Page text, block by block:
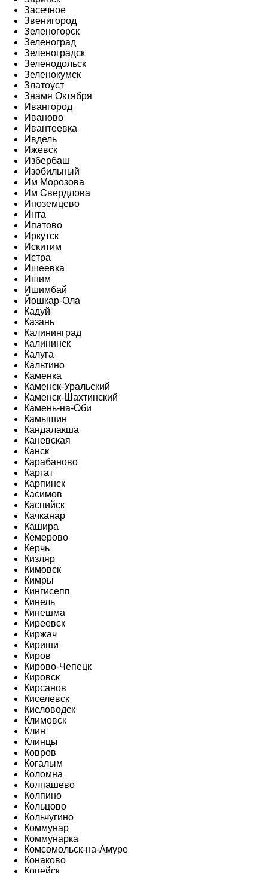
Засечное
Звенигород
Зеленогорск
Зеленоград
Зеленоградск
Зеленодольск
Зеленокумск
Златоуст
Знамя Октября
Ивангород
Иваново
Ивантеевка
Ивдель
Ижевск
Избербаш
Изобильный
Им Морозова
Им Свердлова
Иноземцево
Инта
Ипатово
Иркутск
Искитим
Истра
Ишеевка
Ишим
Ишимбай
Йошкар-Ола
Кадуй
Казань
Калининград
Калининск
Калуга
Кальтино
Каменка
Каменск-Уральский
Каменск-Шахтинский
Камень-на-Оби
Камышин
Кандалакша
Каневская
Канск
Карабаново
Каргат
Карпинск
Касимов
Каспийск
Качканар
Кашира
Кемерово
Керчь
Кизляр
Кимовск
Кимры
Кингисепп
Кинель
Кинешма
Киреевск
Киржач
Кириши
Киров
Кирово-Чепецк
Кировск
Кирсанов
Киселевск
Кисловодск
Климовск
Клин
Клинцы
Ковров
Когалым
Коломна
Колпашево
Колпино
Кольцово
Кольчугино
Коммунар
Коммунарка
Комсомольск-на-Амуре
Конаково
Копейск